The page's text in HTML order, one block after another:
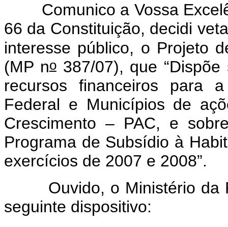
Comunico a Vossa
66 da Constituição, decidi
interesse público, o Projeto
(MP no387/07), que “Dispõe
recursos financeiros para
Federal e Municípios de
Crescimento – PAC, e
Programa de Subsídio à
exercícios de 2007 e 2008”.
Ouvido, o Ministério da
seguinte dispositivo: